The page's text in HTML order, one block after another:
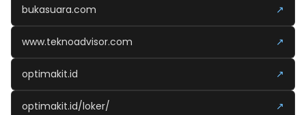
bukasuara.com ↗
www.teknoadvisor.com ↗
optimakit.id ↗
optimakit.id/loker/ ↗